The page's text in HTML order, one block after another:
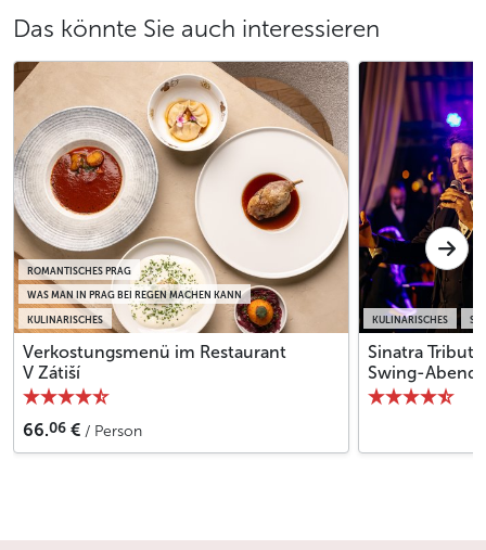
Falls Sie mit der Bedienung zufrieden sind, empfehlen wir
Wie geht man vor, wenn man der
Bedienung ein Trinkgeld geben will?
Sobald Ihnen der Kellner die Rechnung gebracht hat,
können Sie ihm sofort mitteilen, dass Sie mehr zahlen
wollen. Lautet Ihr Rechnungsbetrag beispielsweise
417 CZK, sagen Sie dem Kellner 450 CZK und bezahlen Sie
dies in bar oder mit Karte. Sie können auch zunächst den
genauen Rechnungsbetrag bezahlen und hinterlassen
anschließend Ihr Trinkgeld auf dem Tisch, wie es auch in
anderen Winkeln der Welt üblich ist.
Falls die Bedienung Ihres Erachtens kein Trinkgeld verdient
hat, der Kellner jedoch darauf drängt, haben Sie keine
Angst und stehen Sie zu Ihrer Entscheidung – Trinkgeld zu
Weniger
Das könnte Sie auch interessieren
KULINARISCHES
WAS MAN IN PRAG BEI REGEN MACHEN KANN
ROMANTISCHES PRAG
Verkostungsmenü im Restaurant
V Zátiší
66.06 € / Person
KULINARISCHES
Sinatra
Swing-Abend